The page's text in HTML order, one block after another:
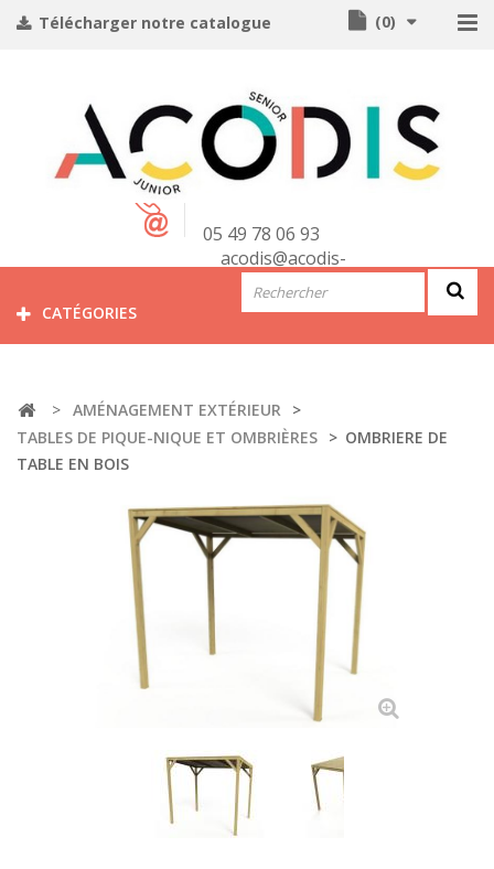
Télécharger notre catalogue (0)
05 49 78 06 93
acodis@acodis-
seniors.com
CATÉGORIES
> AMÉNAGEMENT EXTÉRIEUR
>
TABLES DE PIQUE-NIQUE ET OMBRIÈRES > OMBRIERE DE
TABLE EN BOIS